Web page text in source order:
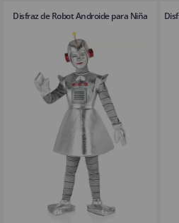
Disfraz de Robot Androide para Niña